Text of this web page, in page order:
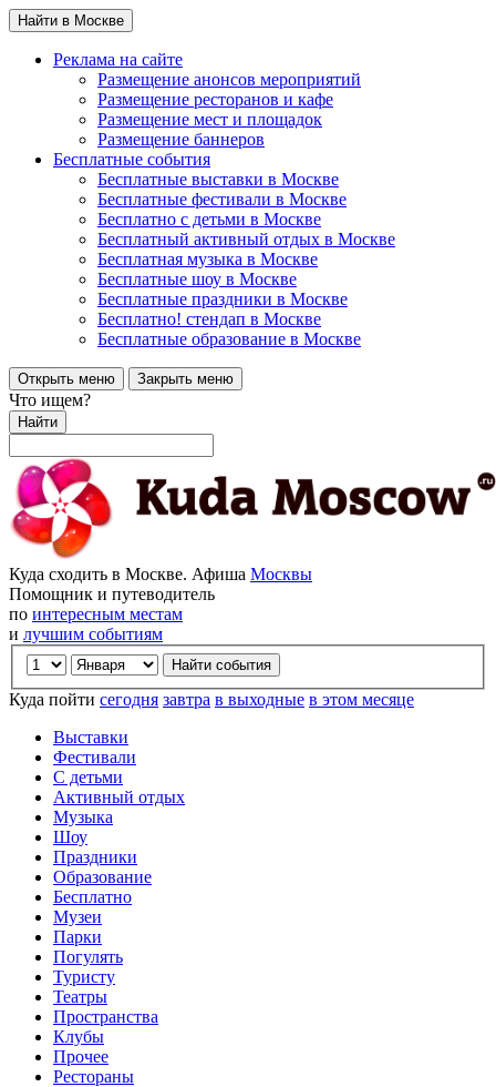
Найти в Москве
Реклама на сайте
Размещение анонсов мероприятий
Размещение ресторанов и кафе
Размещение мест и площадок
Размещение баннеров
Бесплатные события
Бесплатные выставки в Москве
Бесплатные фестивали в Москве
Бесплатно с детьми в Москве
Бесплатный активный отдых в Москве
Бесплатная музыка в Москве
Бесплатные шоу в Москве
Бесплатные праздники в Москве
Бесплатно! стендап в Москве
Бесплатные образование в Москве
Открыть меню Закрыть меню
Что ищем?
Найти
Куда сходить в Москве. Афиша Москвы
Помощник и путеводитель
по интересным местам
и лучшим событиям
Куда пойти сегодня завтра в выходные в этом месяце
Выставки
Фестивали
С детьми
Активный отдых
Музыка
Шоу
Праздники
Образование
Бесплатно
Музеи
Парки
Погулять
Туристу
Театры
Пространства
Клубы
Прочее
Рестораны